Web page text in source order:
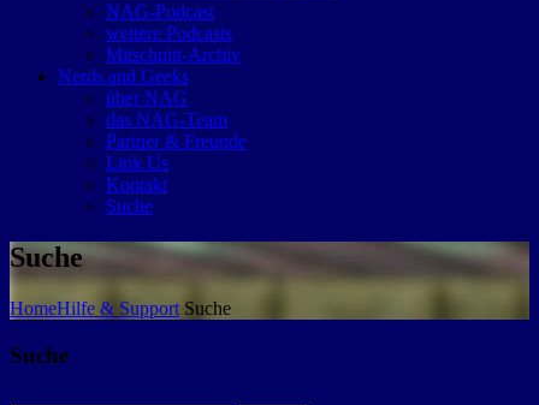
NAG-Podcast
weitere Podcasts
Mitschnitt-Archiv
Nerds and Geeks
über NAG
das NAG-Team
Partner & Freunde
Link Us
Kontakt
Suche
Suche
HomeHilfe & Support Suche
Suche